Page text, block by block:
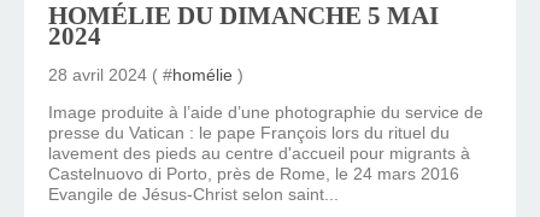
HOMÉLIE DU DIMANCHE 5 MAI
2024
28 avril 2024 ( #homélie )
Image produite à l’aide d’une photographie du service de
presse du Vatican : le pape François lors du rituel du
lavement des pieds au centre d'accueil pour migrants à
Castelnuovo di Porto, près de Rome, le 24 mars 2016
Evangile de Jésus-Christ selon saint...